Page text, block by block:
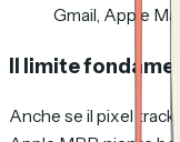
Gmail, Apple
Il limite
Anche se il pixel